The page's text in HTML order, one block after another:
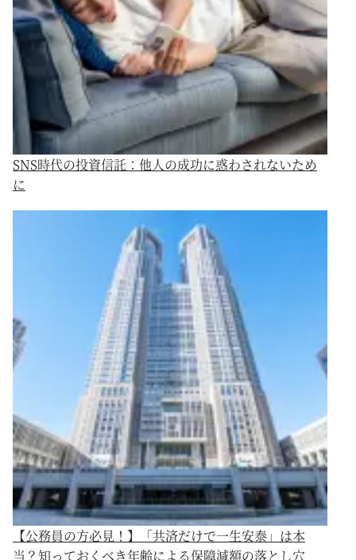
SNS時代の投資信託：他人の成功に惑わされないため
に
【公務員の方必見！】「共済だけで一生安泰」は本
当？知っておくべき年齢による保障減額の落とし穴